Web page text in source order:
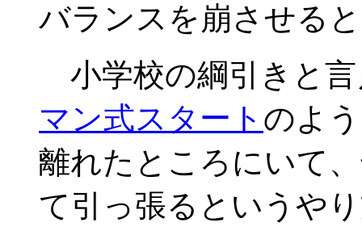
バランスを崩させる
小学校の綱引きと
マン式スタート のよ
離れたところにいて
て引っ張るというや